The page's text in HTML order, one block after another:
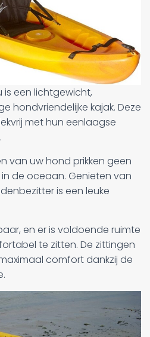
is een lichtgewicht,
hondvriendelijke kajak. Deze
met hun eenlaagse
van uw hond prikken geen
de oceaan. Genieten van
is een leuke
en er is voldoende ruimte
te zitten. De zittingen
comfort dankzij de